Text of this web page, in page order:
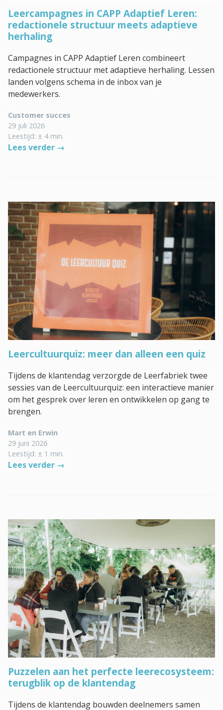
Leercampagnes in CAPP Adaptief Leren:
redactionele structuur meets adaptieve
herhaling
Campagnes in CAPP Adaptief Leren combineert
redactionele structuur met adaptieve herhaling. Lessen
landen volgens schema in de inbox van je
medewerkers.
Customer succes
29 juli 2026
Leestijd: ± 4 min.
Lees verder →
Leercultuurquiz: meer dan alleen een quiz
Tijdens de klantendag verzorgde de Leerfabriek twee
sessies van de Leercultuurquiz: een interactieve manier
om het gesprek over leren en ontwikkelen op gang te
brengen.
Mart en Erwin
29 juni 2026
Leestijd: ± 1 min.
Lees verder →
Puzzelen aan het perfecte leerecosysteem:
terugblik op de klantendag
Tijdens de klantendag bouwden deelnemers samen